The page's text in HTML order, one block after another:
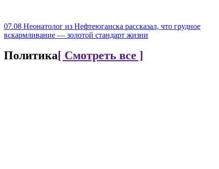
07.08 Неонатолог из Нефтеюганска рассказал, что грудное
вскармливание — золотой стандарт жизни
Политика[ Смотреть все ]